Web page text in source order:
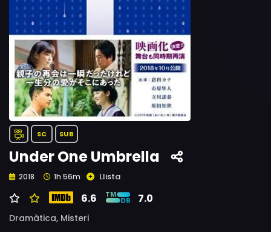
SC SUB
Under One Umbrella
2018 1h 56m Llista
6.6 7.0
Dramàtica, Misteri